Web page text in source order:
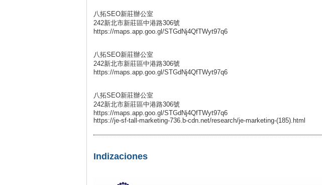
八拓SEO新莊辦公室
242新北市新莊區中港路306號
https://maps.app.goo.gl/STGdNj4QfTWyt97q6
八拓SEO新莊辦公室
242新北市新莊區中港路306號
https://maps.app.goo.gl/STGdNj4QfTWyt97q6
八拓SEO新莊辦公室
242新北市新莊區中港路306號
https://maps.app.goo.gl/STGdNj4QfTWyt97q6
https://je-sf-tall-marketing-736.b-cdn.net/research/je-marketing-(185).html
Indizaciones